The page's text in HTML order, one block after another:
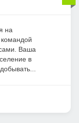
на
Ваша
в